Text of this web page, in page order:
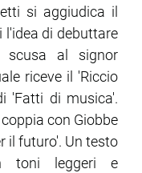
si aggiudica il
l'idea di debuttare
scusa al signor
riceve il 'Riccio
'Fatti di musica'.
con Giobbe
il futuro'. Un testo
toni leggeri e